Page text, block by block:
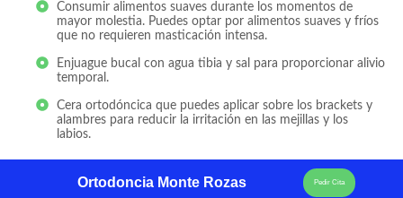
Consumir alimentos suaves durante los momentos de
mayor molestia. Puedes optar por alimentos suaves y fríos
que no requieren masticación intensa.
Enjuague bucal con agua tibia y sal para proporcionar alivio
temporal.
Cera ortodóncica que puedes aplicar sobre los brackets y
alambres para reducir la irritación en las mejillas y los
labios.
Ortodoncia Monte Rozas Pedir Cita